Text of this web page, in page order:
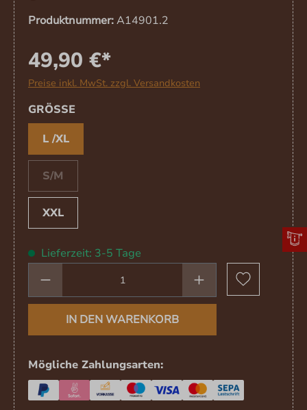
Produktnummer:A14901.2
49,90 €*
Preise inkl. MwSt. zzgl. Versandkosten
GRÖSSE
L /XL
S/M(Diese Option ist zurzeit nicht verfügbar.)
XXL
Lieferzeit: 3-5 Tage
Produkt Anzahl: Gib den
IN DEN WARENKORB
Mögliche Zahlungsarten: